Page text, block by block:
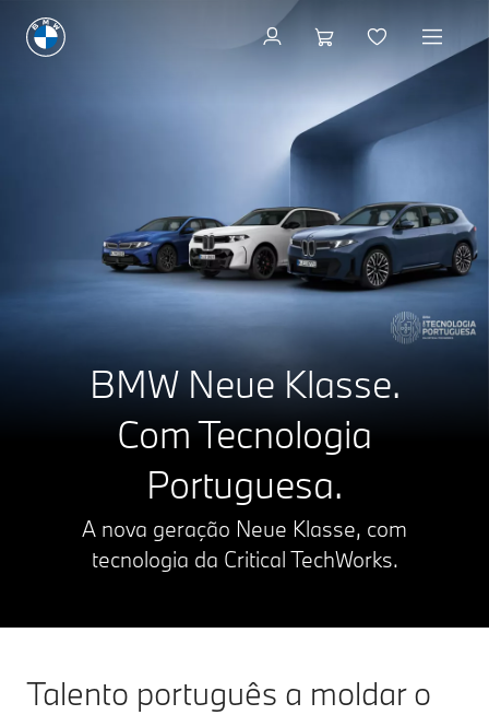
BMW Neue Klasse.
Com Tecnologia
Portuguesa.
A nova geração Neue Klasse, com
tecnologia da Critical TechWorks.
Talento português a moldar o